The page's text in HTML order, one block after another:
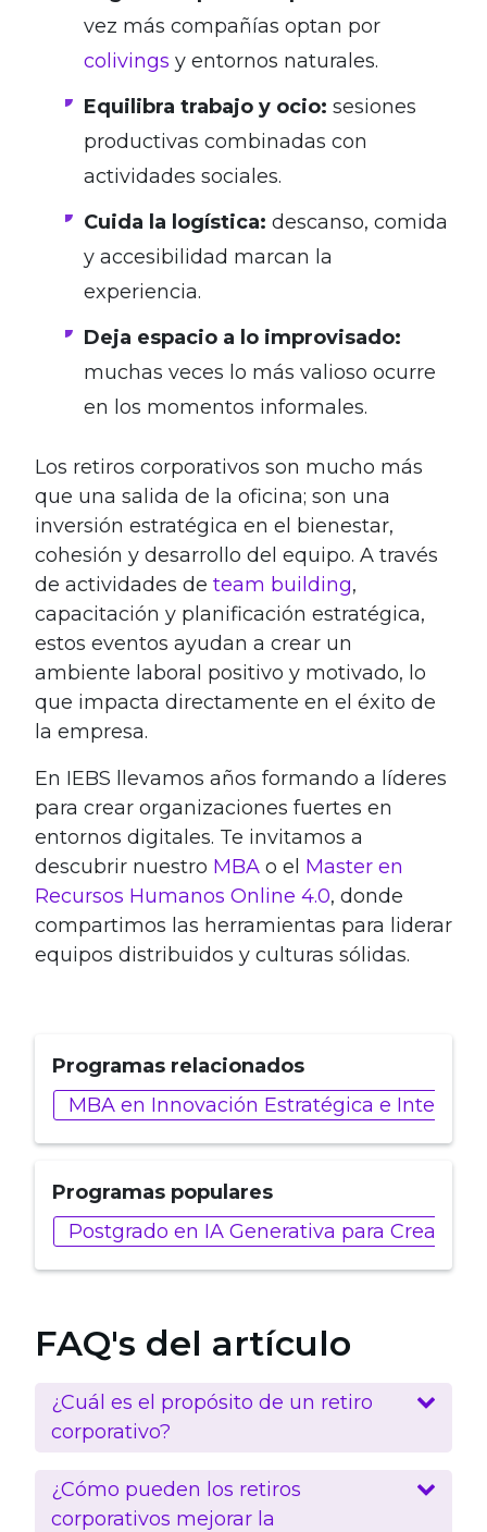
vez más compañías optan por
colivings y entornos naturales.
Equilibra trabajo y ocio: sesiones
productivas combinadas con
actividades sociales.
Cuida la logística: descanso, comida
y accesibilidad marcan la
experiencia.
Deja espacio a lo improvisado:
muchas veces lo más valioso ocurre
en los momentos informales.
Los retiros corporativos son mucho más
que una salida de la oficina; son una
inversión estratégica en el bienestar,
cohesión y desarrollo del equipo. A través
de actividades de team building,
capacitación y planificación estratégica,
estos eventos ayudan a crear un
ambiente laboral positivo y motivado, lo
que impacta directamente en el éxito de
la empresa.
En IEBS llevamos años formando a líderes
para crear organizaciones fuertes en
entornos digitales. Te invitamos a
descubrir nuestro MBA o el Master en
Recursos Humanos Online 4.0, donde
compartimos las herramientas para liderar
equipos distribuidos y culturas sólidas.
Programas relacionados
MBA en Innovación Estratégica e
Programas populares
Postgrado en IA Generativa para
FAQ's del artículo
¿Cuál es el propósito de un retiro
corporativo?
¿Cómo pueden los retiros
corporativos mejorar la